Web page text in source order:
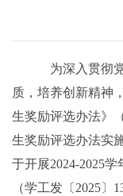
为深入贯彻
质，培养创新精神
生奖励评选办法》
生奖励评选办法实
于开展2024-2025学
（学工发〔 2025〕